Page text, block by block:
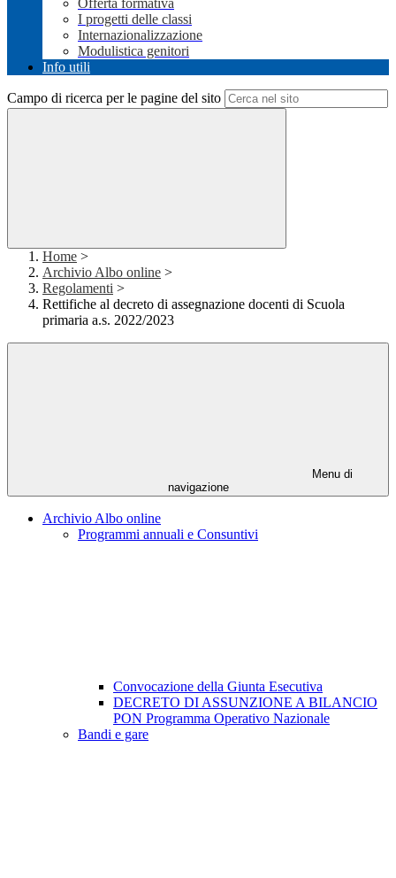
Offerta formativa
I progetti delle classi
Internazionalizzazione
Modulistica genitori
Info utili
Campo di ricerca per le pagine del sito
Home >
Archivio Albo online >
Regolamenti >
Rettifiche al decreto di assegnazione docenti di Scuola
primaria a.s. 2022/2023
Menu di
navigazione
Archivio Albo online
Programmi annuali e Consuntivi
Convocazione della Giunta Esecutiva
DECRETO DI ASSUNZIONE A BILANCIO
PON Programma Operativo Nazionale
Bandi e gare